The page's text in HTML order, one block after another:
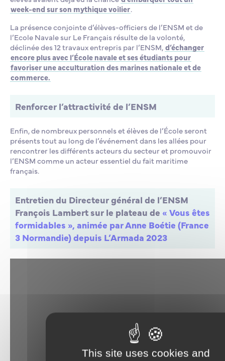
week-end sur son mythique voilier.
La présence conjointe d’élèves-officiers de l’ENSM et de
l’Ecole Navale sur Le Français résulte de la volonté,
déclinée des 12 travaux entrepris par l’ENSM,d’échanger
encore plus avec l’École navale et ses étudiants pour
favoriser une acculturation des marines nationale et de
commerce.
Renforcer l’attractivité de l’ENSM
Enfin, de nombreux personnels et élèves de l’École seront
présents tout au long de l’événement dans les allées pour
rencontrer les différents acteurs du secteur et promouvoir
l’ENSM comme un acteur essentiel du fait maritime
français.
Entretien du Directeur général de l’ENSM
François Lambert sur le plateau de « Vous êtes
formidables », animée par Anne Boétie (France
3 Normandie) depuis L’Armada 2023
This site uses cookies and